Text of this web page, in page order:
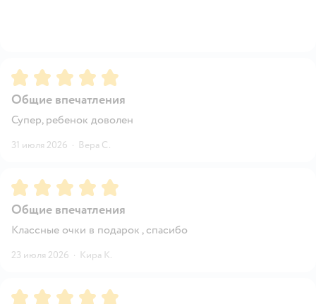
Рейтинг:5
Общие впечатления
Супер, ребенок доволен
31 июля 2026 · Вера С.
Рейтинг:5
Общие впечатления
Классные очки в подарок , спасибо
23 июля 2026 · Кира К.
Рейтинг:5